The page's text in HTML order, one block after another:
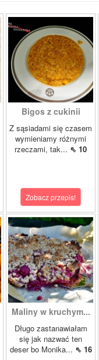
Bigos z cukinii
Z sąsiadami się czasem
wymieniamy różnymi
rzeczami, tak... ⇖ 10
Zobacz przepis!
Maliny w kruchym...
Długo zastanawiałam
się jak nazwać ten
deser bo Monika... ⇖ 16